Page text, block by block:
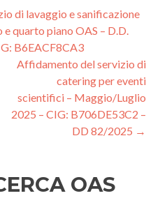
di lavaggio e sanificazione
quarto piano OAS – D.D.
B6EACF8CA3
Affidamento del servizio di
catering per eventi
scientifici – Maggio/Luglio
2025 – CIG: B706DE53C2 –
DD 82/2025 →
OAS